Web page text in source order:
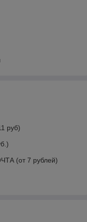
руб)
(от 7 рублей)